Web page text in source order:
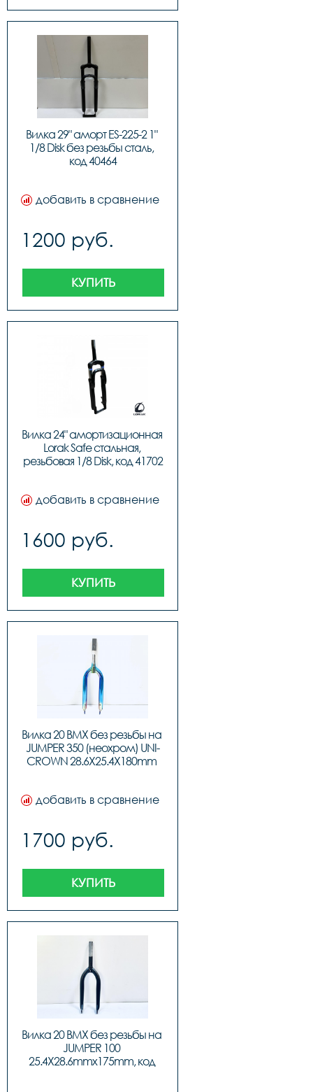
Вилка 29" аморт ES-225-2 1"
1/8 Disk без резьбы сталь,
код 40464
добавить в сравнение
1200 руб.
КУПИТЬ
Вилка 24" амортизационная
Lorak Safe стальная,
резьбовая 1/8 Disk, код 41702
добавить в сравнение
1600 руб.
КУПИТЬ
Вилка 20 BMX без резьбы на
JUMPER 350 (неохром) UNI-
CROWN 28.6X25.4X180mm
добавить в сравнение
1700 руб.
КУПИТЬ
Вилка 20 BMX без резьбы на
JUMPER 100
25.4X28.6mmx175mm, код